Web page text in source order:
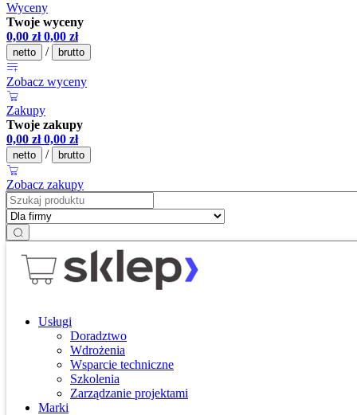
Wyceny
Twoje wyceny
0,00 zł 0,00 zł
netto / brutto
Zobacz wyceny
Zakupy
Twoje zakupy
0,00 zł 0,00 zł
netto / brutto
Zobacz zakupy
Usługi
Doradztwo
Wdrożenia
Wsparcie techniczne
Szkolenia
Zarządzanie projektami
Marki